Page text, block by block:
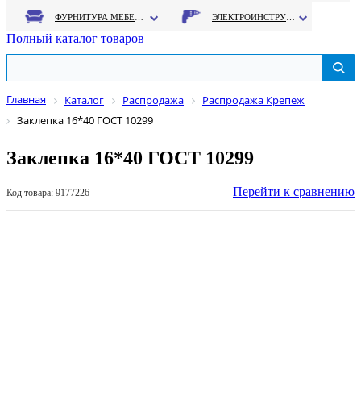
Полный каталог товаров
Главная Каталог Распродажа
Распродажа Крепеж
Заклепка 16*40 ГОСТ 10299
Заклепка 16*40 ГОСТ 10299
Код товара: 9177226 Перейти к сравнению